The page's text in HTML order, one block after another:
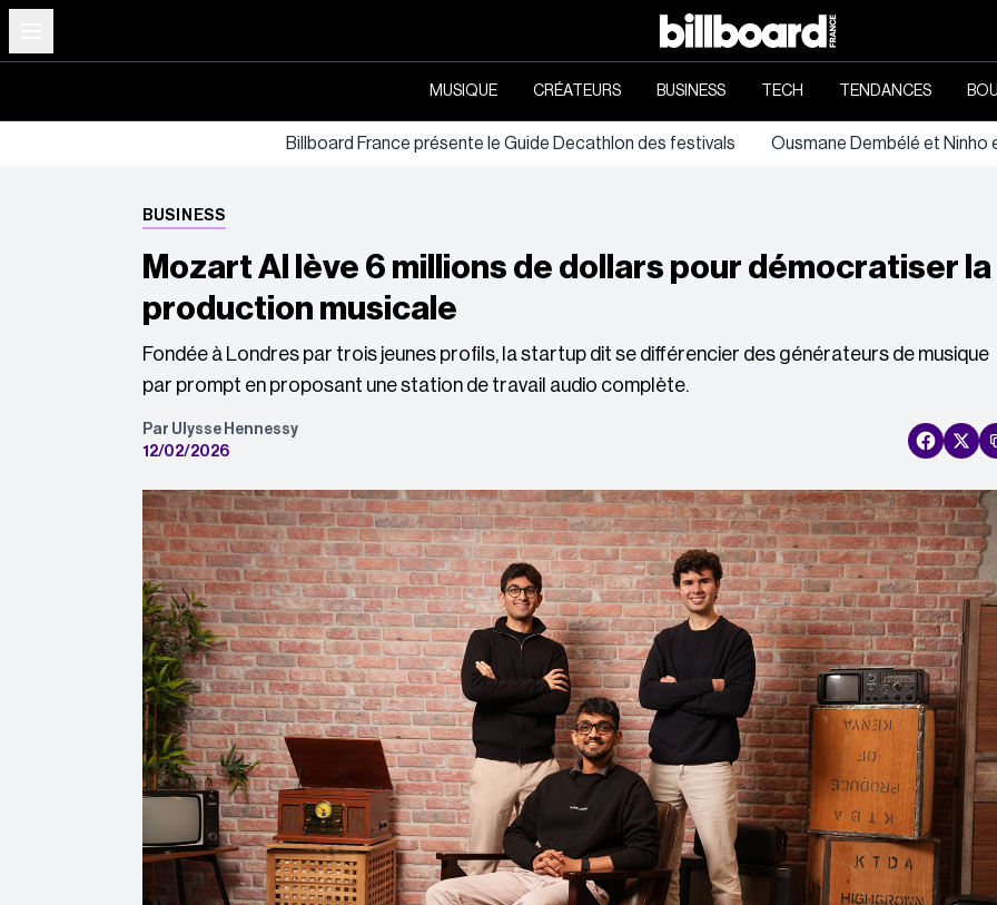
MUSIQUE CRÉATEURS BUSINESS TECH TENDANCES
Billboard France présente le Guide Decathlon des festivals Ousmane Dembélé et Ninho
BUSINESS
Mozart AI lève 6 millions de dollars pour démocratiser la
production musicale
Fondée à Londres par trois jeunes profils, la startup dit se différencier des générateurs de musique
par prompt en proposant une station de travail audio complète.
Par Ulysse Hennessy
12/02/2026